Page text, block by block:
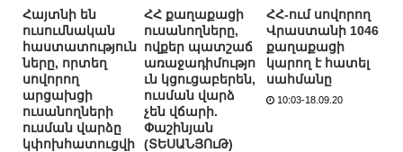
Հայտնի են
ուսումնական
հաստատություն
ները, որտեղ
սովորող
արցախցի
ուսանողների
ուսման վարձը
կփոխհատուցվի
ՀՀ քաղաքացի
ուսանողները,
ովքեր պատշաճ
առաջադիմությո
ւն կցուցաբերեն,
ուսման վարձ
չեն վճարի.
Փաշինյան
(ՏԵՍԱՆՅՈւԹ)
ՀՀ-ում սովորող
Վրաստանի 1046
քաղաքացի
կարող է հատել
սահմանը
10:03-18.09.20